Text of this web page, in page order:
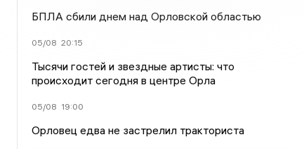
БПЛА сбили днем над Орловской областью
05/08 20:15
Тысячи гостей и звездные артисты: что
происходит сегодня в центре Орла
05/08 19:00
Орловец едва не застрелил тракториста